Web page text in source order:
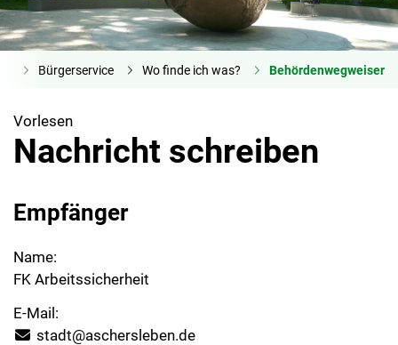
Bürgerservice Wo finde ich was? Behördenwegweiser
Vorlesen
Nachricht schreiben
Empfänger
Name:
FK Arbeitssicherheit
E-Mail:
stadt@aschersleben.de